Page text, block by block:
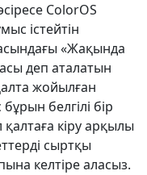
ColorOS
істейтін
«Жақында
деп аталатын
жойылған
белгілі бір
кіру арқылы
сыртқы
келтіре аласыз.
Tiếng Việt